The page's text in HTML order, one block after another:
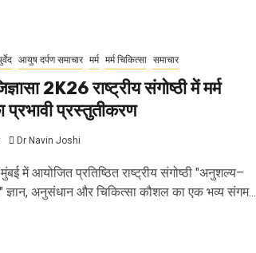
आयुष दर्पण समाचार मर्म मर्म चिकित्सा समाचार
2K26 राष्ट्रीय संगोष्ठी में मर्म
प्रभावी प्रस्तुतीकरण
Dr Navin Joshi
में आयोजित प्रतिष्ठित राष्ट्रीय संगोष्ठी "अनुशल्य–
ज्ञान, अनुसंधान और चिकित्सा कौशल का एक भव्य संगम...